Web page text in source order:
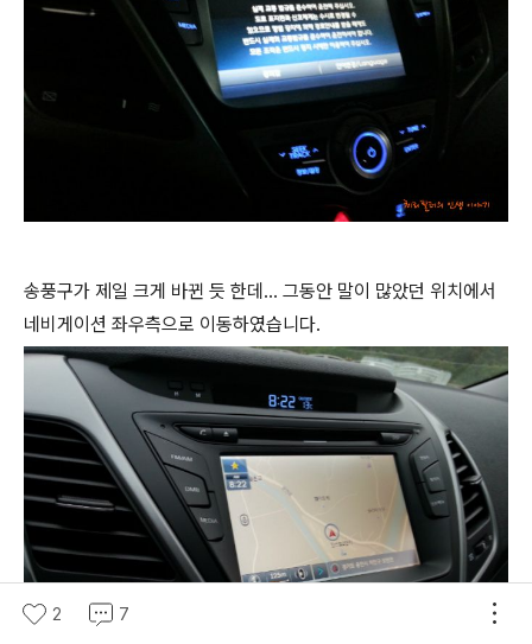
송풍구가 제일 크게 바뀐 듯 한데... 그동안 말이 많았던 위치에서
네비게이션 좌우측으로 이동하였습니다.
2 7